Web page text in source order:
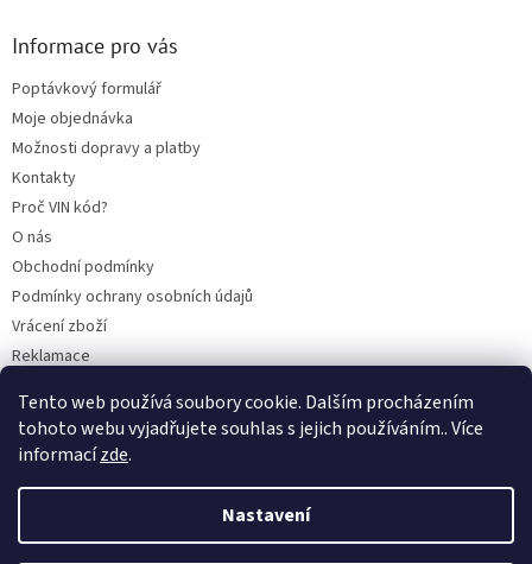
Tento web používá soubory cookie. Dalším procházením
tohoto webu vyjadřujete souhlas s jejich používáním.. Více
informacízde.
Nastavení
Informace pro vás
Poptávkový formulář
Moje objednávka
Možnosti dopravy a platby
Kontakty
Proč VIN kód?
O nás
Obchodní podmínky
Podmínky ochrany osobních údajů
Vrácení zboží
Reklamace
BLOG
Vytvořil Shoptet